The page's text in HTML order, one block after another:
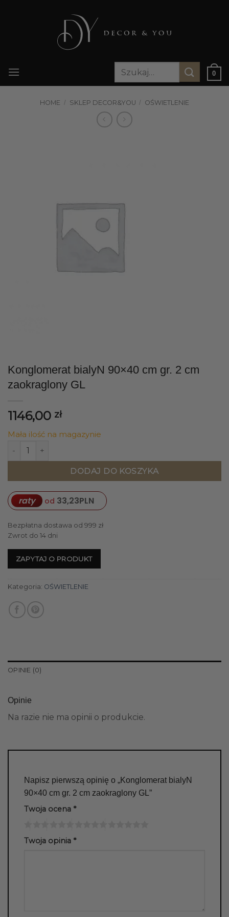
Szukaj:
0
HOME / SKLEP DECOR&YOU / OŚWIETLENIE
Konglomerat bialyN 90×40 cm gr. 2 cm
zaokraglony GL
1146,00 zł
Mała ilość na magazynie
ilość Konglomerat bialyN 90x40 cm gr. 2 cm zaokraglony
DODAJ DO KOSZYKA
raty od 33,23PLN
Bezpłatna dostawa od 999 zł
Zwrot do 14 dni
ZAPYTAJ O PRODUKT
Kategoria: OŚWIETLENIE
OPINIE (0)
Opinie
Na razie nie ma opinii o produkcie.
Napisz pierwszą opinię o „Konglomerat bialyN
90×40 cm gr. 2 cm zaokraglony GL”
Twoja ocena *
Twoja opinia *